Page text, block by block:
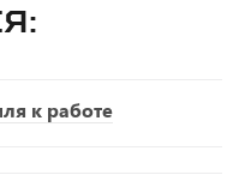
к работе